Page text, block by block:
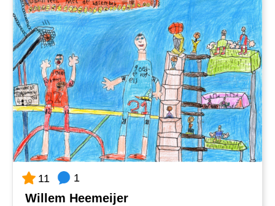
11 1
Willem Heemeijer